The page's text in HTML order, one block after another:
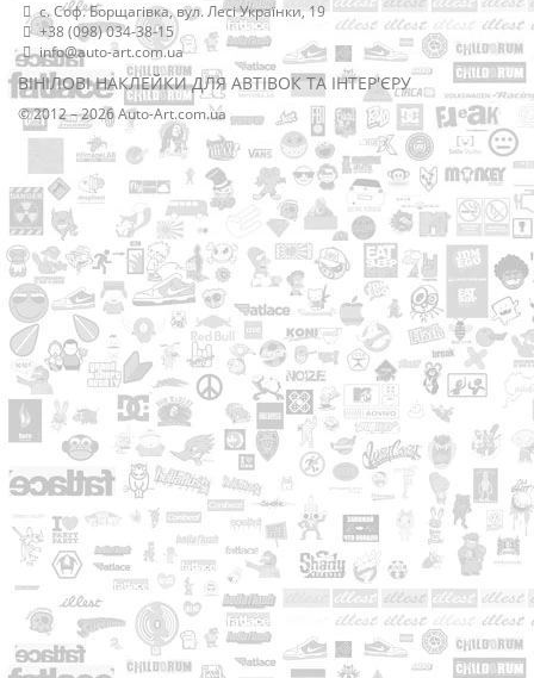
с. Соф. Борщагівка, вул. Лесі Українки, 19
+38 (098) 034-38-15
info@auto-art.com.ua
ВІНІЛОВІ НАКЛЕЙКИ ДЛЯ АВТІВОК ТА ІНТЕР'ЄРУ
© 2012 – 2026 Auto-Art.com.ua